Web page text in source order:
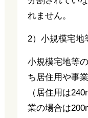
れません。
2）小規模宅地
小規模宅地等
ち居住用や事
（居住用は
業の場合は